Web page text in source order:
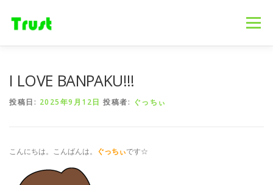
メニュー
I LOVE BANPAKU!!!
投稿日: 2025年9月12日 投稿者: ぐっちぃ
こんにちは。こんばんは。 ぐっちぃです☆